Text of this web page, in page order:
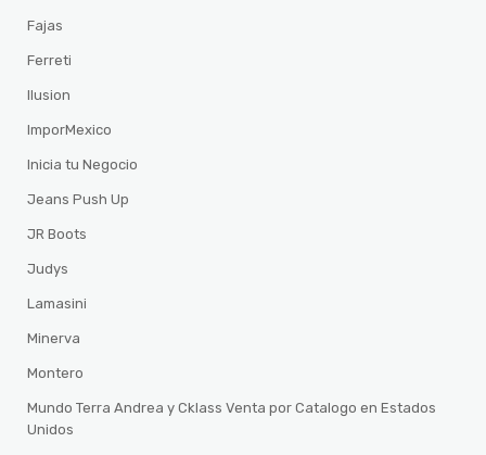
Fajas
Ferreti
Ilusion
ImporMexico
Inicia tu Negocio
Jeans Push Up
JR Boots
Judys
Lamasini
Minerva
Montero
Mundo Terra Andrea y Cklass Venta por Catalogo en Estados
Unidos